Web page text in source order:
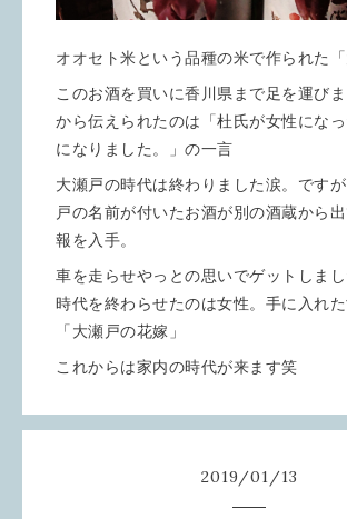
オオセト米という品種の米で作られた「
このお酒を買いに香川県まで足を運び
から伝えられたのは「杜氏が女性にな
になりました。」の一言
大瀬戸の時代は終わりました涙。です
戸の名前が付いたお酒が別の酒蔵から
報を入手。
車を走らせやっとの思いでゲットしま
時代を終わらせたのは女性。手に入れ
「大瀬戸の花嫁」
これからは家内の時代が来ます笑
2019/01/13